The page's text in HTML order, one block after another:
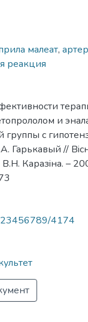
малеат,
реакция
и
группы с
Гарькавый //
В.Н. Каразiна. –
4174